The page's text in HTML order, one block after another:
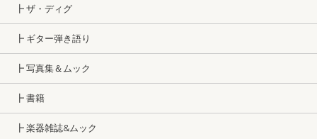
┣ ザ・ディグ
┣ ギター弾き語り
┣ 写真集＆ムック
┣ 書籍
┣ 楽器雑誌&ムック